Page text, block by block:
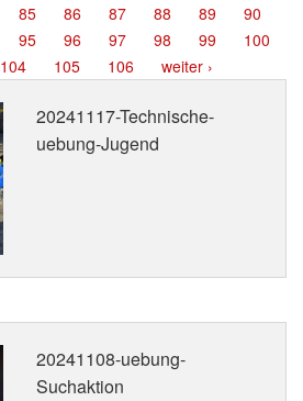
85 86 87 88 89
90
95 96 97 98 99
100
104 105 106 weiter ›
20241117-Technische-
uebung-Jugend
20241108-uebung-
Suchaktion